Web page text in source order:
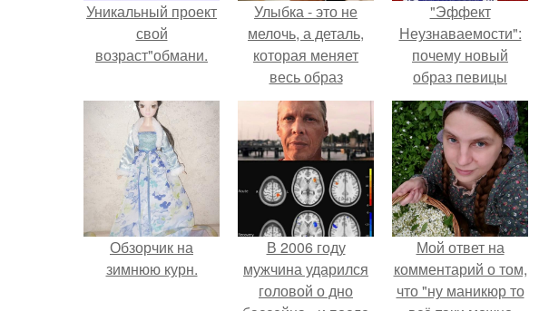
Уникальный проект
свой
возраст"обмани.
Улыбка - это не
мелочь, а деталь,
которая меняет
весь образ
человека.
"Эффект
Неузнаваемости":
почему новый
образ певицы
вызвал споры о
гранях
возможного?
Обзорчик на
зимнюю курн.
В 2006 году
мужчина ударился
головой о дно
Мой ответ на
комментарий о том,
что "ну маникюр то